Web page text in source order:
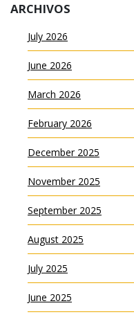
ARCHIVOS
July 2026
June 2026
March 2026
February 2026
December 2025
November 2025
September 2025
August 2025
July 2025
June 2025